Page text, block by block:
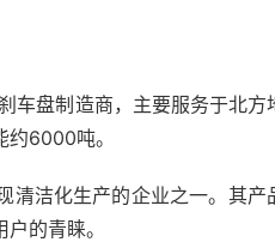
盘制造商，主要服务于北方
6000吨。
清洁化生产的企业之一。其产
的青睐。